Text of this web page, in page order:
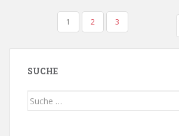
BEITRAGSNAVIGATION
1 2 3
SUCHE
Suche